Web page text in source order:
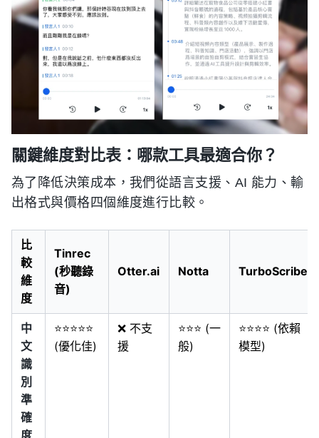
關鍵維度對比表：哪款工具最適合你？
為了降低決策成本，我們從語言支援、AI 能力、輸
出格式與價格四個維度進行比較。
比
較
維
度
Tinrec
(秒聽錄
音)
Otter.ai Notta TurboScribe
中
文
識
別
準
確
度
⭐⭐⭐⭐⭐
(優化佳)
❌ 不支
援
⭐⭐⭐ (一
般)
⭐⭐⭐⭐ (依賴
模型)